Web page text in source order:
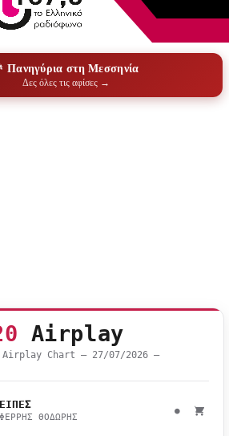
Πανηγύρια στη Μεσσηνία
Δες όλες τις αφίσες →
Airplay
Chart — 27/07/2026 –
ΕΙΠΕΣ
ΦΕΡΡΗΣ ΘΟΔΩΡΗΣ
●